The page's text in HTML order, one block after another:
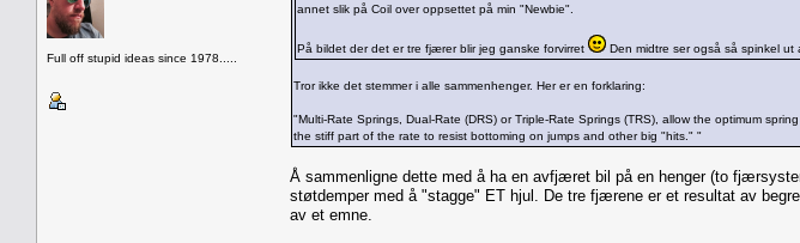
Full off stupid ideas since 1978.....
annet slik på Coil over oppsettet på min "Newbie".
På bildet der det er tre fjærer blir jeg ganske forvirret Den midtre ser også så spinkel
Tror ikke det stemmer i alle sammenhenger. Her er en forklaring:
"Multi-Rate Springs, Dual-Rate (DRS) or Triple-Rate Springs (TRS), allow the optimum
the stiff part of the rate to resist bottoming on jumps and other big "hits." "
Å sammenligne dette med å ha en avfjæret bil på en henger (to
støtdemper med å "stagge" ET hjul. De tre fjærene er et resultat av
av et emne.